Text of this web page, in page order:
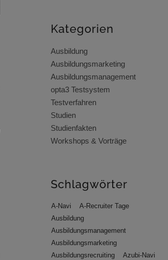
Kategorien
Ausbildung
Ausbildungsmarketing
Ausbildungsmanagement
opta3 Testsystem
Testverfahren
Studien
Studienfakten
Workshops & Vorträge
Schlagwörter
A-Navi
A-Recruiter Tage
Ausbildung
Ausbildungsmanagement
Ausbildungsmarketing
Ausbildungsrecruiting
Azubi-Navi